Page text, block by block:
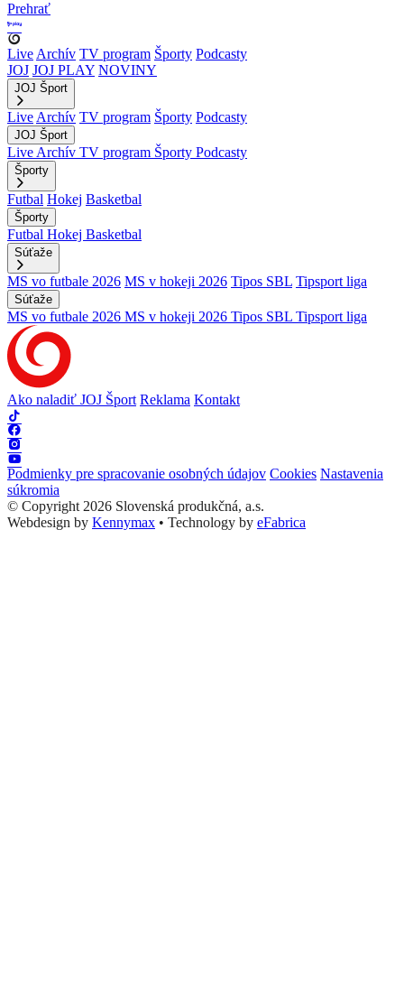
Prehrať
Live Archív TV program Športy Podcasty
JOJ JOJ PLAY NOVINY
JOJ Šport
Live Archív TV program Športy Podcasty
JOJ Šport
Live Archív TV program Športy Podcasty
Športy
Futbal Hokej Basketbal
Športy
Futbal Hokej Basketbal
Súťaže
MS vo futbale 2026 MS v hokeji 2026 Tipos SBL Tipsport liga
Súťaže
MS vo futbale 2026 MS v hokeji 2026 Tipos SBL Tipsport liga
Ako naladiť JOJ Šport Reklama Kontakt
Podmienky pre spracovanie osobných údajov Cookies Nastavenia
súkromia
© Copyright 2026 Slovenská produkčná, a.s.
Webdesign by Kennymax • Technology by eFabrica